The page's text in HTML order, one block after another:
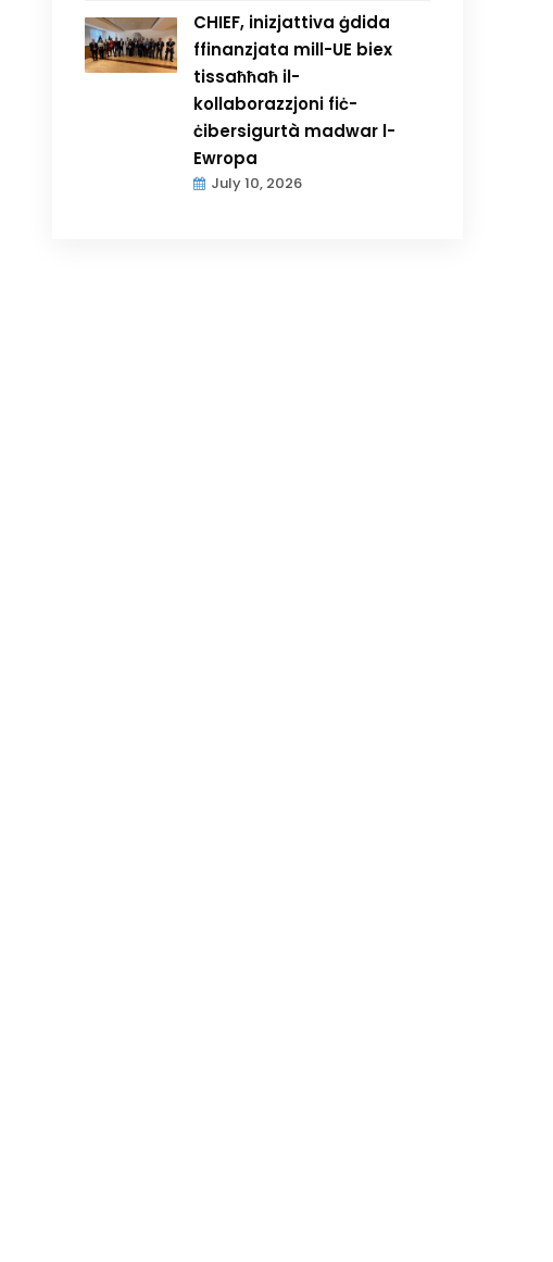
CHIEF, inizjattiva ġdida
ffinanzjata mill-UE biex
tissaħħaħ il-
kollaborazzjoni fiċ-
ċibersigurtà madwar l-
Ewropa
July 10, 2026